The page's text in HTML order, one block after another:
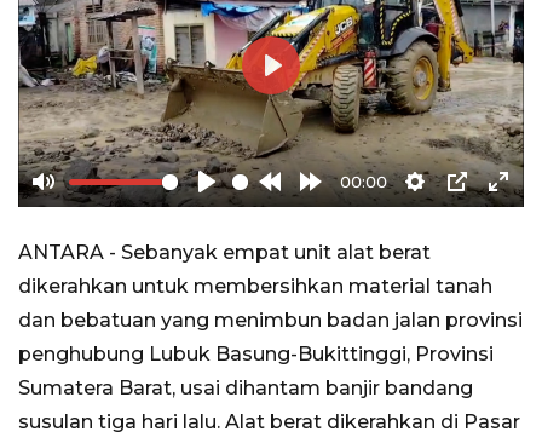
Mute Play
Rewind
10s
Forward
10s
00:00
Settings
PIP
Play
ANTARA - Sebanyak empat unit alat berat
dikerahkan untuk membersihkan material tanah
dan bebatuan yang menimbun badan jalan provinsi
penghubung Lubuk Basung-Bukittinggi, Provinsi
Sumatera Barat, usai dihantam banjir bandang
susulan tiga hari lalu. Alat berat dikerahkan di Pasar